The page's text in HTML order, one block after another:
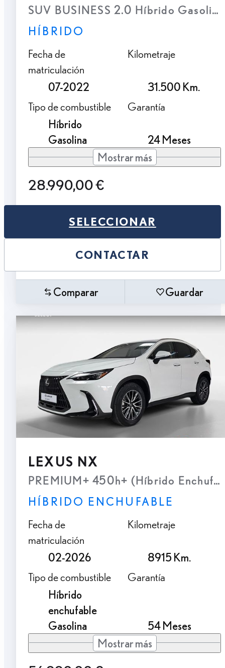
SUV BUSINESS 2.0 Híbrido
HÍBRIDO
Fecha de
matriculación
07-2022
Kilometraje
31.500 Km.
Tipo de combustible
Híbrido
Gasolina
Garantía
24 Meses
Mostrar más
28.990,00 €
SELECCIONAR
CONTACTAR
Comparar Guardar
LEXUS NX
PREMIUM+ 450h+ (Híbrido
HÍBRIDO ENCHUFABLE
Fecha de
matriculación
02-2026
Kilometraje
8915 Km.
Tipo de combustible
Híbrido
enchufable
Gasolina
Garantía
54 Meses
Mostrar más